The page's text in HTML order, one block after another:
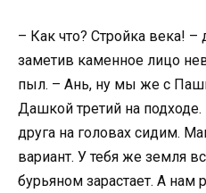
– Как что? Стройка века! –
заметив каменное лицо
пыл. – Ань, ну мы же с
Дашкой третий на
друга на головах сидим.
вариант. У тебя же земля
бурьяном зарастает. А нам